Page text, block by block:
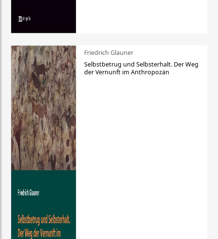
Friedrich Glauner
Selbstbetrug und Selbsterhalt. Der Weg
der Vernunft im Anthropozän